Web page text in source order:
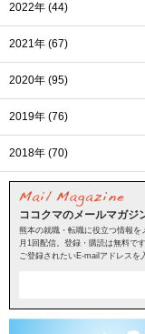
2022年 (44)
2021年 (67)
2020年 (95)
2019年 (76)
2018年 (70)
ココクマのメールマガジ
熊本の就職・転職に役立つ情報を
月1回配信。登録・購読は無料です
ご登録されたいE-mailアドレスを